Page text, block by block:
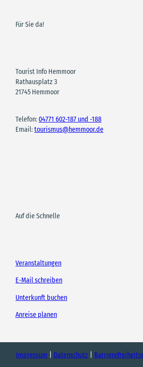
Für Sie da!
Tourist Info Hemmoor
Rathausplatz 3
21745 Hemmoor
Telefon:04771 602-187 und -188
Email:tourismus@hemmoor.de
Auf die Schnelle
Veranstaltungen
E-Mail schreiben
Unterkunft buchen
Anreise planen
Impressum Datenschutz